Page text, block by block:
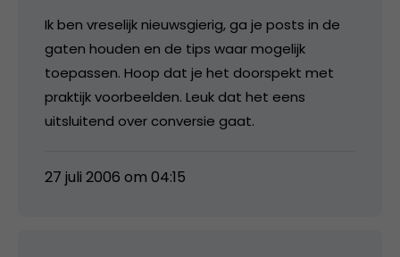
Ik ben vreselijk nieuwsgierig, ga je posts in de
gaten houden en de tips waar mogelijk
toepassen. Hoop dat je het doorspekt met
praktijk voorbeelden. Leuk dat het eens
uitsluitend over conversie gaat.
27 juli 2006 om 04:15